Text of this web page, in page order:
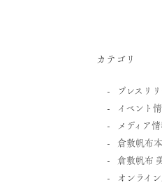
カテゴリ
プレスリ
イベント
メディア
倉敷帆布
倉敷帆布
オンライ